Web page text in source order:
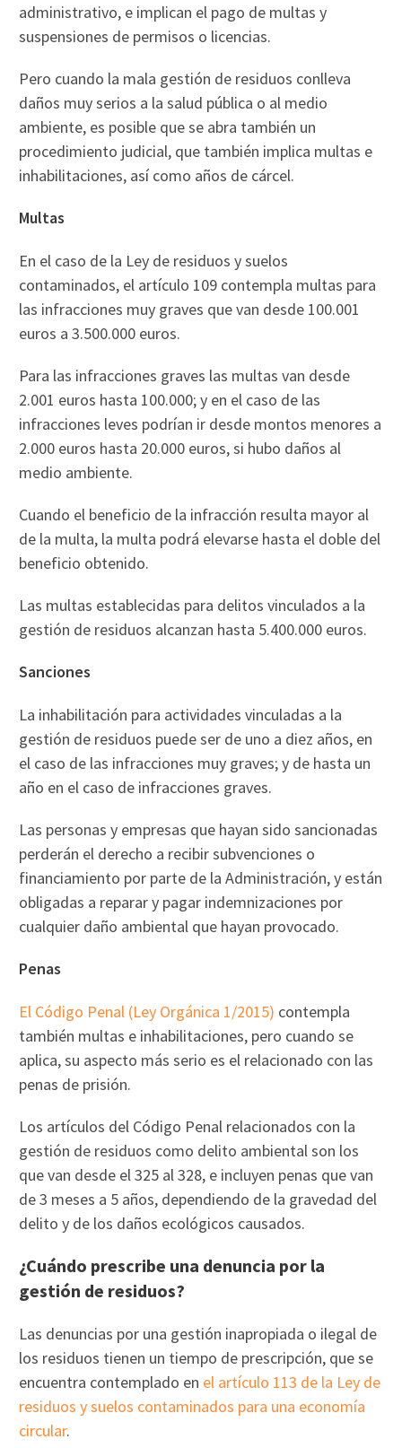
administrativo, e implican el pago de multas y
suspensiones de permisos o licencias.
Pero cuando la mala gestión de residuos conlleva
daños muy serios a la salud pública o al medio
ambiente, es posible que se abra también un
procedimiento judicial, que también implica multas e
inhabilitaciones, así como años de cárcel.
Multas
En el caso de la Ley de residuos y suelos
contaminados, el artículo 109 contempla multas para
las infracciones muy graves que van desde 100.001
euros a 3.500.000 euros.
Para las infracciones graves las multas van desde
2.001 euros hasta 100.000; y en el caso de las
infracciones leves podrían ir desde montos menores a
2.000 euros hasta 20.000 euros, si hubo daños al
medio ambiente.
Cuando el beneficio de la infracción resulta mayor al
de la multa, la multa podrá elevarse hasta el doble del
beneficio obtenido.
Las multas establecidas para delitos vinculados a la
gestión de residuos alcanzan hasta 5.400.000 euros.
Sanciones
La inhabilitación para actividades vinculadas a la
gestión de residuos puede ser de uno a diez años, en
el caso de las infracciones muy graves; y de hasta un
año en el caso de infracciones graves.
Las personas y empresas que hayan sido sancionadas
perderán el derecho a recibir subvenciones o
financiamiento por parte de la Administración, y están
obligadas a reparar y pagar indemnizaciones por
cualquier daño ambiental que hayan provocado.
Penas
El Código Penal (Ley Orgánica 1/2015) contempla
también multas e inhabilitaciones, pero cuando se
aplica, su aspecto más serio es el relacionado con las
penas de prisión.
Los artículos del Código Penal relacionados con la
gestión de residuos como delito ambiental son los
que van desde el 325 al 328, e incluyen penas que van
de 3 meses a 5 años, dependiendo de la gravedad del
delito y de los daños ecológicos causados.
¿Cuándo prescribe una denuncia por la
gestión de residuos?
Las denuncias por una gestión inapropiada o ilegal de
los residuos tienen un tiempo de prescripción, que se
encuentra contemplado en el artículo 113 de la Ley de
residuos y suelos contaminados para una economía
circular.